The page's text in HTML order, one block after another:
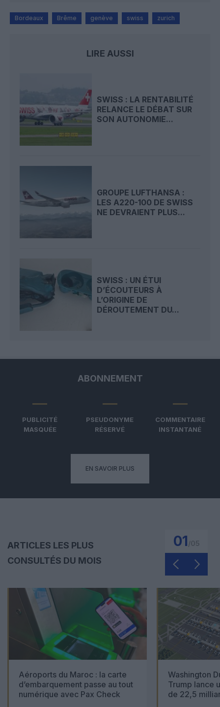
Bordeaux Brême genève swiss zurich
LIRE AUSSI
SWISS : LA RENTABILITÉ
RELANCE LE DÉBAT SUR
SON AUTONOMIE...
GROUPE LUFTHANSA :
LES A220-100 DE SWISS
NE DEVRAIENT PLUS...
SWISS : UN ÉTUI
D’ÉCOUTEURS À
L’ORIGINE DE
DÉROUTEMENT DU...
ABONNEMENT
PUBLICITÉ
MASQUÉE
PSEUDONYME
RÉSERVÉ
COMMENTAIRE
INSTANTANÉ
EN SAVOIR PLUS
ARTICLES LES PLUS
CONSULTÉS DU MOIS
01
Aéroports du Maroc : la carte
d’embarquement passe au tout
numérique avec Pax Check
Washington
Trump lance
de 22,5